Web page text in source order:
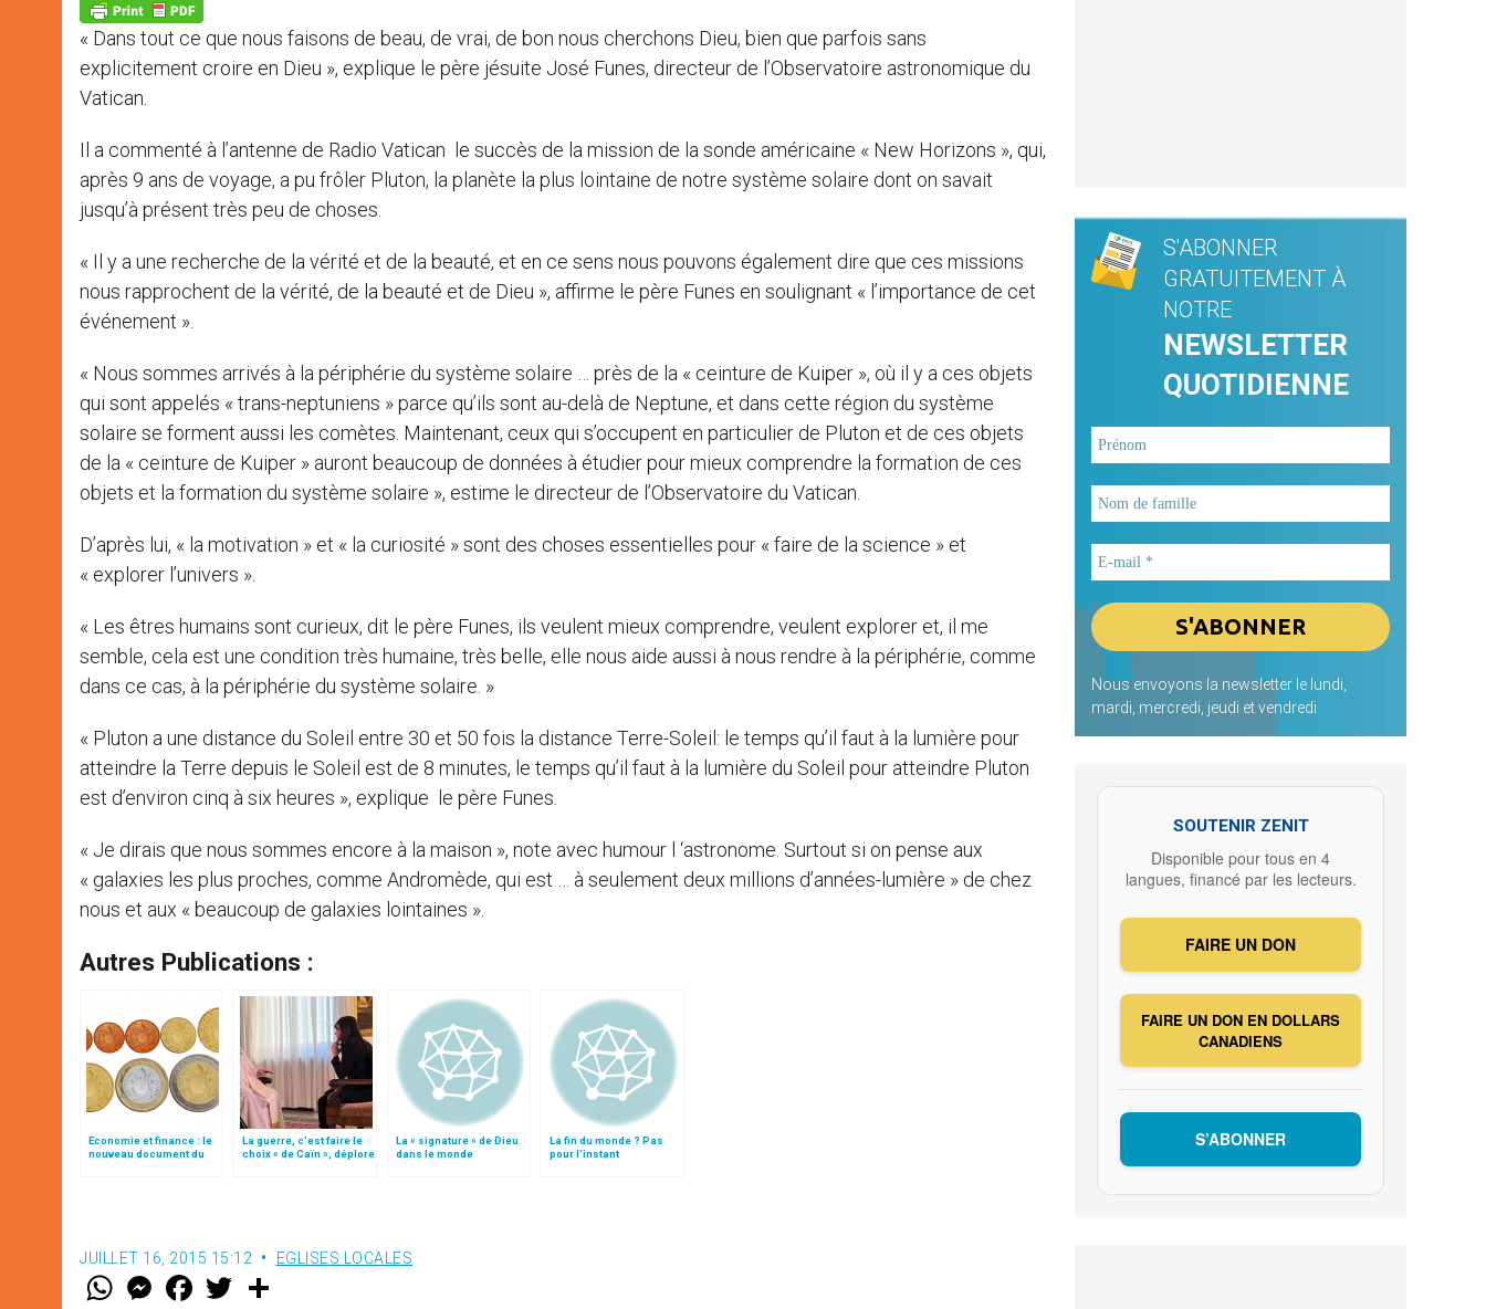
p
p
g
e
r
k
« Dans tout ce que nous faisons de beau, de vrai, de bon nous cherchons Dieu, bien que parfois sans
explicitement croire en Dieu », explique le père jésuite José Funes, directeur de l’Observatoire astronomique du
Vatican.
Il a commenté à l’antenne de Radio Vatican le succès de la mission de la sonde américaine « New Horizons », qui,
après 9 ans de voyage, a pu frôler Pluton, la planète la plus lointaine de notre système solaire dont on savait
jusqu’à présent très peu de choses.
« Il y a une recherche de la vérité et de la beauté, et en ce sens nous pouvons également dire que ces missions
nous rapprochent de la vérité, de la beauté et de Dieu », affirme le père Funes en soulignant « l’importance de cet
événement ».
« Nous sommes arrivés à la périphérie du système solaire … près de la « ceinture de Kuiper », où il y a ces objets
qui sont appelés « trans-neptuniens » parce qu’ils sont au-delà de Neptune, et dans cette région du système
solaire se forment aussi les comètes. Maintenant, ceux qui s’occupent en particulier de Pluton et de ces objets
de la « ceinture de Kuiper » auront beaucoup de données à étudier pour mieux comprendre la formation de ces
objets et la formation du système solaire », estime le directeur de l’Observatoire du Vatican.
D’après lui, « la motivation » et « la curiosité » sont des choses essentielles pour « faire de la science » et
« explorer l’univers ».
« Les êtres humains sont curieux, dit le père Funes, ils veulent mieux comprendre, veulent explorer et, il me
semble, cela est une condition très humaine, très belle, elle nous aide aussi à nous rendre à la périphérie, comme
dans ce cas, à la périphérie du système solaire. »
« Pluton a une distance du Soleil entre 30 et 50 fois la distance Terre-Soleil: le temps qu’il faut à la lumière pour
atteindre la Terre depuis le Soleil est de 8 minutes, le temps qu’il faut à la lumière du Soleil pour atteindre Pluton
est d’environ cinq à six heures », explique le père Funes.
« Je dirais que nous sommes encore à la maison », note avec humour l ‘astronome. Surtout si on pense aux
« galaxies les plus proches, comme Andromède, qui est … à seulement deux millions d’années-lumière » de chez
nous et aux « beaucoup de galaxies lointaines ».
Autres Publications :
Economie et finance : le
nouveau document du
La guerre, c’est faire le
choix « de Caïn », déplore
La « signature » de Dieu
dans le monde
La fin du monde ? Pas
pour l'instant
JUILLET 16, 2015 15:12 EGLISES LOCALES
W M
e
F
a w
S'ABONNER
GRATUITEMENT À
NOTRE
NEWSLETTER
QUOTIDIENNE
Nous envoyons la newsletter le lundi,
mardi, mercredi, jeudi et vendredi
SOUTENIR ZENIT
Disponible pour tous en 4
langues, financé par les lecteurs.
FAIRE UN DON
FAIRE UN DON EN DOLLARS
CANADIENS
S’ABONNER